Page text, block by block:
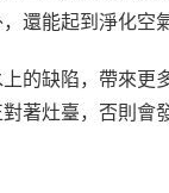
還能起到淨化空
的缺陷，帶來更
著灶臺，否則會